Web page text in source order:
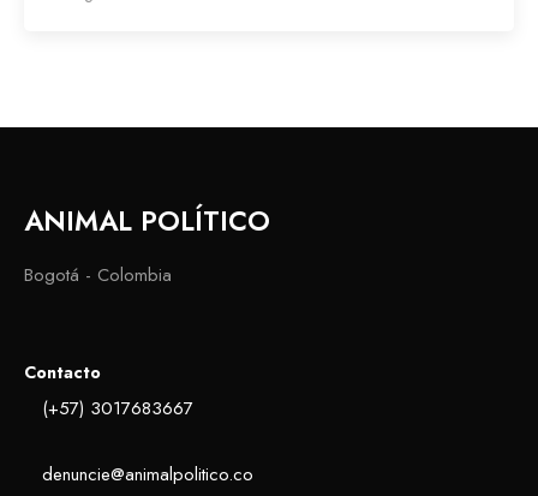
ANIMAL POLÍTICO
Bogotá - Colombia
Contacto
(+57) 3017683667
denuncie@animalpolitico.co